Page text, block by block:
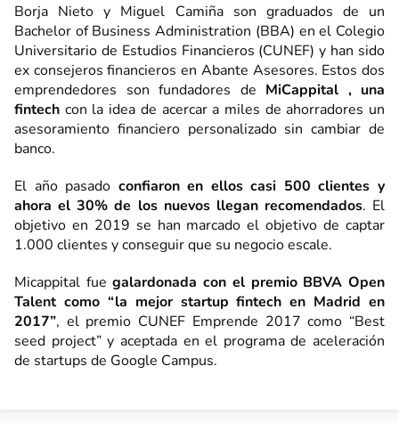
Borja Nieto y Miguel Camiña son graduados de un
Bachelor of Business Administration (BBA) en el Colegio
Universitario de Estudios Financieros (CUNEF) y han sido
ex consejeros financieros en Abante Asesores. Estos dos
emprendedores son fundadores de MiCappital , una
fintech con la idea de acercar a miles de ahorradores un
asesoramiento financiero personalizado sin cambiar de
banco.
El año pasado confiaron en ellos casi 500 clientes y
ahora el 30% de los nuevos llegan recomendados. El
objetivo en 2019 se han marcado el objetivo de captar
1.000 clientes y conseguir que su negocio escale.
Micappital fuegalardonada con el premio BBVA Open
Talent como “la mejor startup fintech en Madrid en
2017”, el premio CUNEF Emprende 2017 como “Best
seed project” y aceptada en el programa de aceleración
de startups de Google Campus.